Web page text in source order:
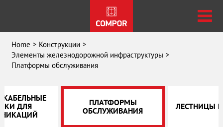
Home
Конструкции
Элементы железнодорожной инфраструктуры
Платформы обслуживания
КАБЕЛЬНЫЕ
ДЛЯ
ПЛАТФОРМЫ
ОБСЛУЖИВАНИЯ
ЛЕСТНИЦЫ